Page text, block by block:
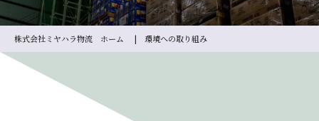
株式会社ミヤハラ物流 ホーム 環境への取り組み